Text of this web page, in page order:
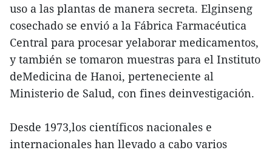
uso a las plantas de manera secreta. Elginseng
cosechado se envió a la Fábrica Farmacéutica
Central para procesar yelaborar medicamentos,
y también se tomaron muestras para el Instituto
deMedicina de Hanoi, perteneciente al
Ministerio de Salud, con fines deinvestigación.
Desde 1973,los científicos nacionales e
internacionales han llevado a cabo varios